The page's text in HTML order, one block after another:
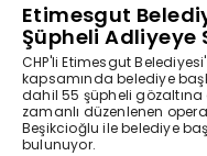
Etimesgut
Şüpheli Adliyeye
CHP'li Etimesgut
kapsamında belediye
dahil 55 şüpheli gözaltına
zamanlı düzenlenen
Beşikcioğlu ile belediye
bulunuyor.